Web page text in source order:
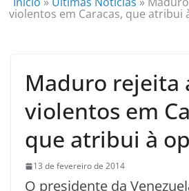
violentos em Caracas, que atribui
Maduro rejeita
violentos em
que atribui à
13 de fevereiro de 2014
O presidente da